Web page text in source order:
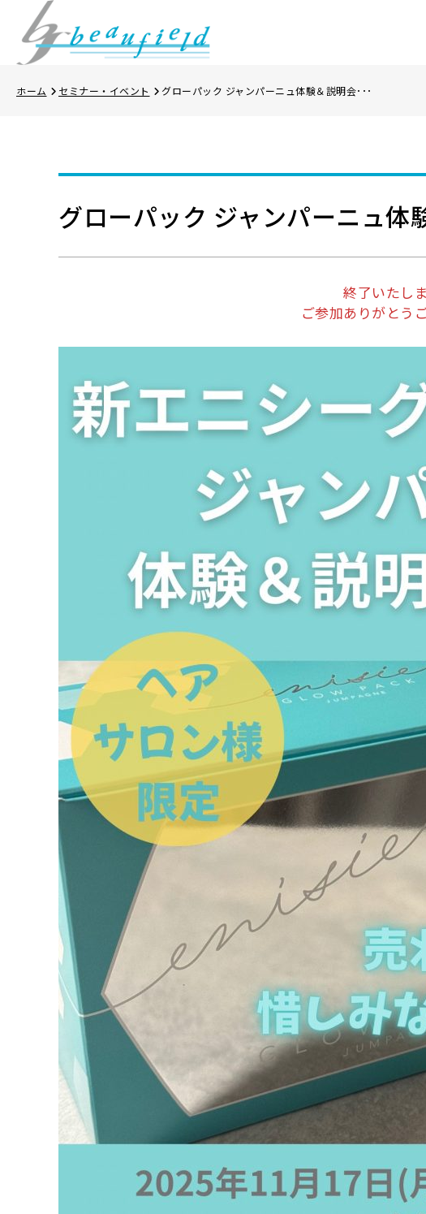
ホーム セミナー・イベント グローパック ジャンパーニュ体験＆説明会･･･
グローパック ジャンパーニュ体
終了いたし
ご参加ありがとう